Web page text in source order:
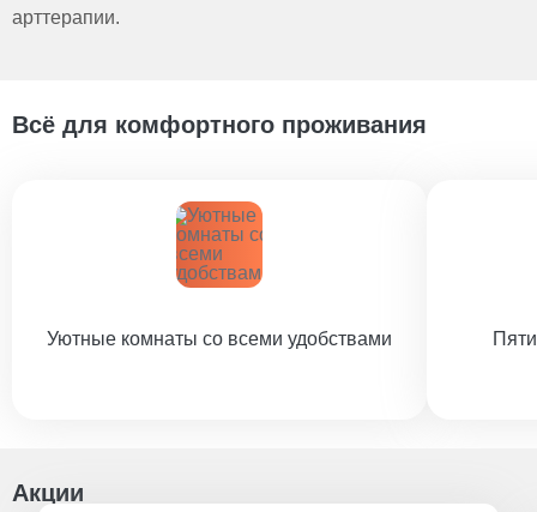
арттерапии.
Всё для комфортного проживания
Уютные комнаты со всеми удобствами
Акции